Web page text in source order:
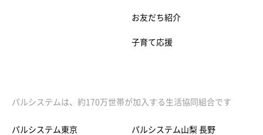
お友だち紹介
子育て応援
パルシステムは、約170万世帯が加入する生活協同組合です
パルシステム東京 パルシステム山梨 長野